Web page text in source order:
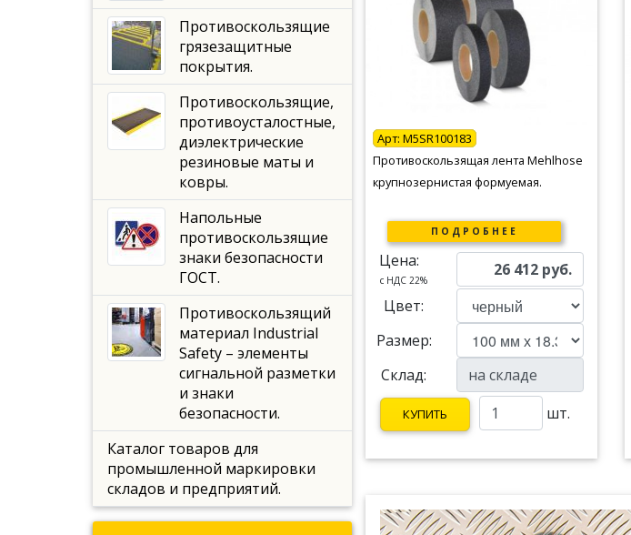
Арт: M5SR100183
Противоскользящая лента Mehlhose
крупнозернистая формуемая.
ПОДРОБНЕЕ
Цена:
c НДС 22%
26 412 руб.
Цвет:
Размер:
Склад:
КУПИТЬ шт.
Противоскользящие
грязезащитные
покрытия.
Противоскользящие,
противоусталостные,
диэлектрические
резиновые маты и
ковры.
Напольные
противоскользящие
знаки безопасности
ГОСТ.
Противоскользящий
материал Industrial
Safety – элементы
сигнальной разметки
и знаки
безопасности.
Каталог товаров для
промышленной маркировки
складов и предприятий.